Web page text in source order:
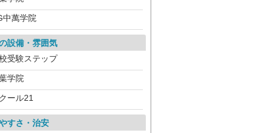
中萬学院
設備・雰囲気
受験ステップ
学院
ール21
すさ・治安